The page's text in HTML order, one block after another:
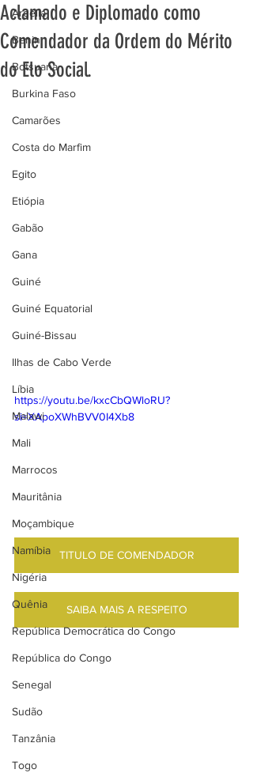
Argélia
Benin
Botsuana
Burkina Faso
Camarões
Costa do Marfim
Egito
Etiópia
Gabão
Gana
Guiné
Guiné Equatorial
Guiné-Bissau
Ilhas de Cabo Verde
Líbia
Malawi
Mali
Marrocos
Mauritânia
Moçambique
Namíbia
Nigéria
Quênia
República Democrática do Congo
República do Congo
Senegal
Sudão
Tanzânia
Togo
Aclamado e Diplomado como
Comendador da Ordem do Mérito
do Elo Social.
https://youtu.be/kxcCbQWloRU?
si=XApoXWhBVV0I4Xb8
TITULO DE COMENDADOR
SAIBA MAIS A RESPEITO